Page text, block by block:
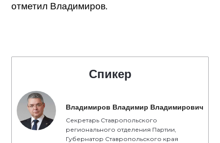
отметил Владимиров.
Спикер
Владимиров Владимир Владимирович
Секретарь Ставропольского
регионального отделения Партии,
Губернатор Ставропольского края